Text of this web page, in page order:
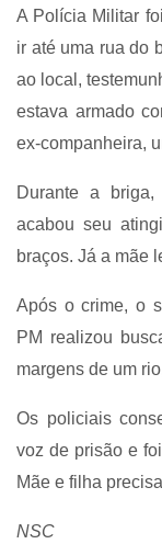
A Polícia Militar
ir até uma rua do
ao local,
estava armado
ex-companheira,
Durante a
acabou seu
braços. Já a mãe
Após o crime, o
PM realizou
margens de um
Os policiais
voz de prisão e
Mãe e filha
NSC